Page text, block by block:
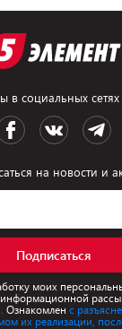
в социальных сетях
на новости и
Подписаться
моих
Ознакомлен с
их реализации,